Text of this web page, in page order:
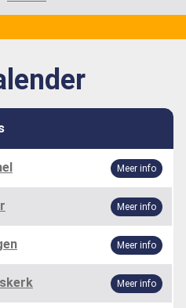
Meer info
Meer info
Meer info
Meer info